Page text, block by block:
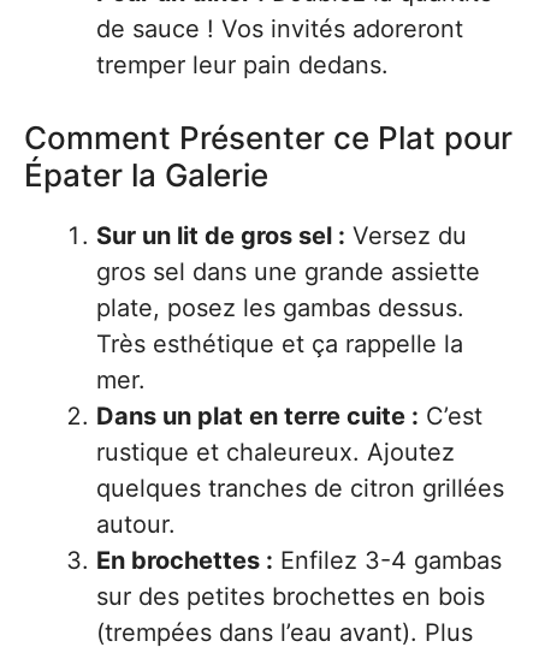
de sauce ! Vos invités adoreront
tremper leur pain dedans.
Comment Présenter ce Plat pour
Épater la Galerie
Sur un lit de gros sel : Versez du
gros sel dans une grande assiette
plate, posez les gambas dessus.
Très esthétique et ça rappelle la
mer.
Dans un plat en terre cuite : C’est
rustique et chaleureux. Ajoutez
quelques tranches de citron grillées
autour.
En brochettes : Enfilez 3-4 gambas
sur des petites brochettes en bois
(trempées dans l’eau avant). Plus